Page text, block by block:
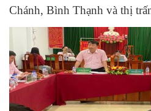
Chánh, Bình Thạnh và thị